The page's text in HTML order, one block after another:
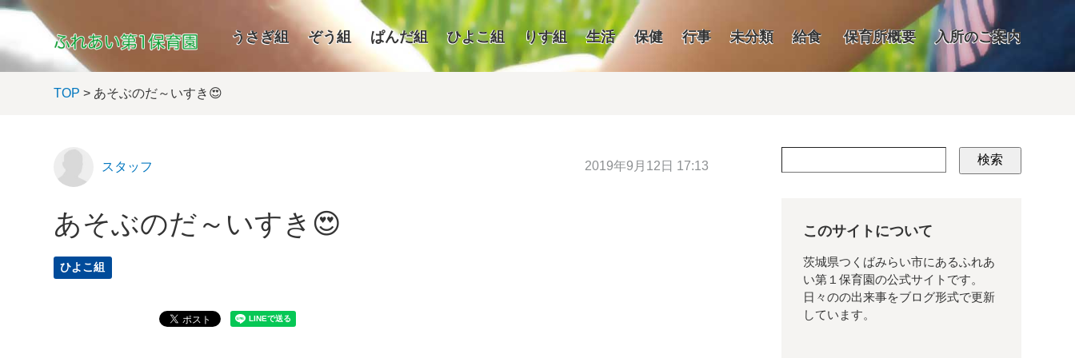
うさぎ組 ぞう組 ぱんだ組 ひよこ組 りす組 生活 保健 行事 未分類 給食 保育所概要 入所のご案内
TOP > あそぶのだ～いすき😍
スタッフ 2019年9月12日 17:13
あそぶのだ～いすき😍
ひよこ組
検索
このサイトについて
茨城県つくばみらい市にあるふれあ
い第１保育園の公式サイトです。
日々のの出来事をブログ形式で更新
しています。